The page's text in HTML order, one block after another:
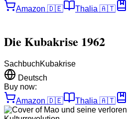
Amazon 🇩🇪 Thalia 🇦🇹
Die Kubakrise 1962
SachbuchKubakrise
Deutsch
Buy now:
Amazon 🇩🇪 Thalia 🇦🇹